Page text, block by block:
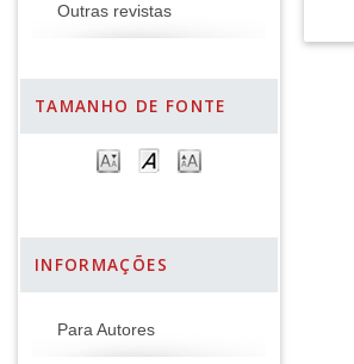
Outras revistas
TAMANHO DE FONTE
INFORMAÇÕES
Para Autores